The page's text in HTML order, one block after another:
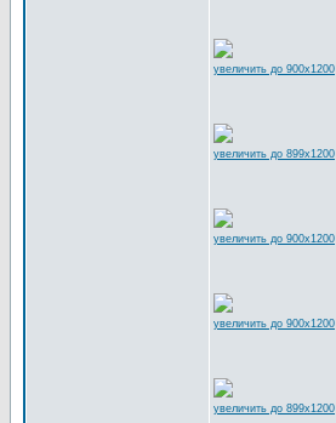
увеличить до 900x1200
увеличить до 899x1200
увеличить до 900x1200
увеличить до 900x1200
увеличить до 899x1200